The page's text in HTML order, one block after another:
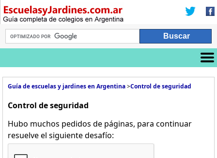
Guía de escuelas y jardines en Argentina>Control de seguridad
Control de seguridad
Hubo muchos pedidos de páginas, para continuar
resuelve el siguiente desafío: